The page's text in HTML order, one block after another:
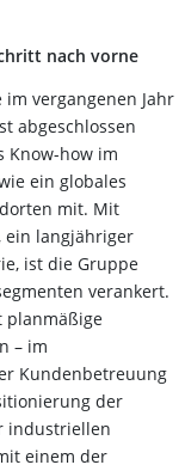
nach vorne
vergangenen Jahr
abgeschlossen
Know-how im
ein globales
mit. Mit
ein langjähriger
ist die Gruppe
verankert.
planmäßige
– im
Kundenbetreuung
der
industriellen
einem der